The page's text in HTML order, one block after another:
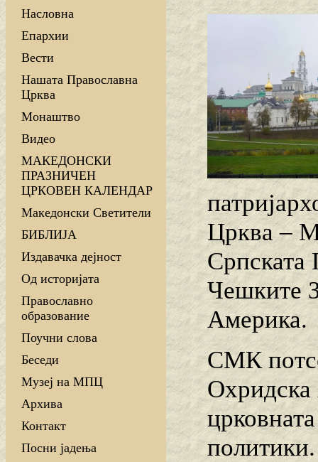
Насловна
Епархии
Вести
Нашата Православна
Црква
Монаштво
Видео
МАКЕДОНСКИ
ПРАЗНИЧЕН
ЦРКОВЕН КАЛЕНДАР
Македонски Светители
БИБЛИЈА
Издавачка дејност
Од историјата
Православно
образование
Поучни слова
Беседи
Музеј на МПЦ
Архива
Контакт
Посни јадења
Црква –
Српската
Чешките
Америка.
СМК
Охридска
политики.